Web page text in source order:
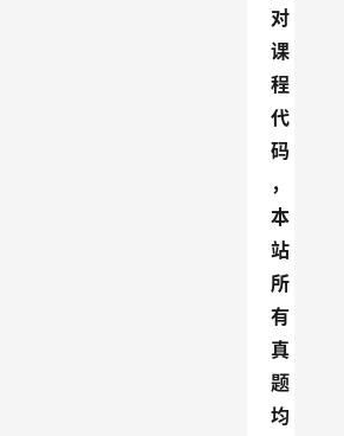
对
课
程
代
码
，
本
站
所
有
真
题
均